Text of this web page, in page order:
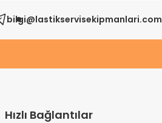
bilgi@lastikservisekipmanlari.com
Hızlı Bağlantılar